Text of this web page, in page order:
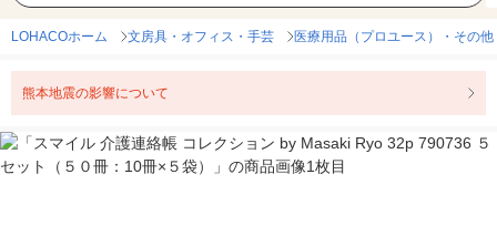
LOHACOホーム 文房具・オフィス・手芸 医療用品（プロユース）・その他
熊本地震の影響について